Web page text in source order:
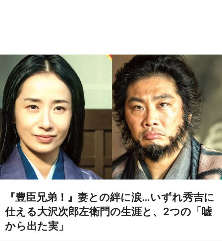
『豊臣兄弟！』妻との絆に涙…いずれ秀吉に
仕える大沢次郎左衛門の生涯と、2つの「嘘
から出た実」